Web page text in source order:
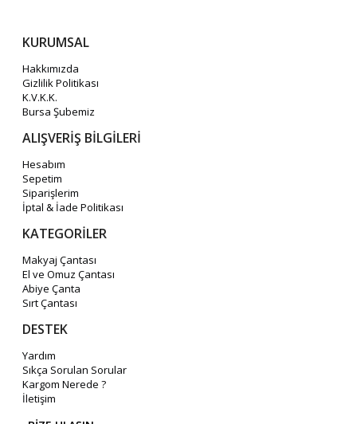
KURUMSAL
Hakkımızda
Gizlilik Politikası
K.V.K.K.
Bursa Şubemiz
ALIŞVERİŞ BİLGİLERİ
Hesabım
Sepetim
Siparişlerim
İptal & İade Politikası
KATEGORİLER
Makyaj Çantası
El ve Omuz Çantası
Abiye Çanta
Sırt Çantası
DESTEK
Yardım
Sıkça Sorulan Sorular
Kargom Nerede ?
İletişim